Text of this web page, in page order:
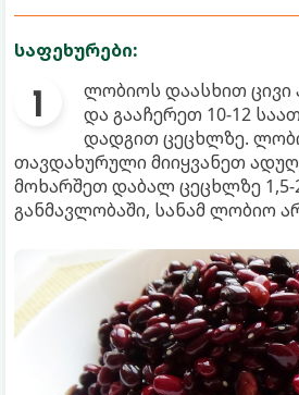
საფეხურები:
ლობიოს დაასხით
და გააჩერეთ 10-12
დადგით ცეცხლზე.
თავდახურული მიიყვანეთ
მოხარშეთ დაბალ ცეცხლზე 1,5-
განმავლობაში, სანამ ლობიო